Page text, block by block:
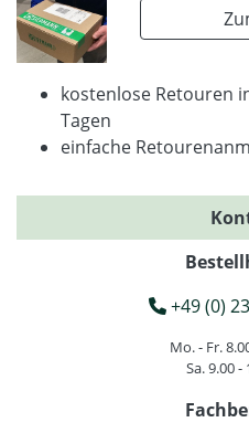
kostenlose Retouren
Tagen
einfache
+49 (0)
Mo. - Fr.
Sa. 9.00 -